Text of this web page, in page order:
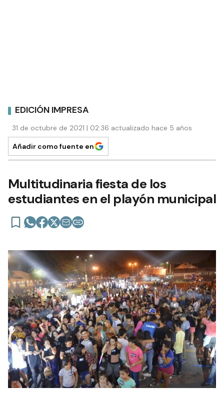
EDICIÓN IMPRESA
31 de octubre de 2021 | 02:36 actualizado hace 5 años
Añadir como fuente en
Multitudinaria fiesta de los
estudiantes en el playón municipal